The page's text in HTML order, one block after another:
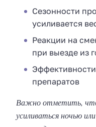
Сезонности
усиливается
Реакции на
при выезде из
препаратов
Важно отметить,
усиливаться ночью